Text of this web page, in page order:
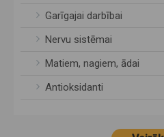
Garīgajai darbībai
Nervu sistēmai
Matiem, nagiem, ādai
Antioksidanti